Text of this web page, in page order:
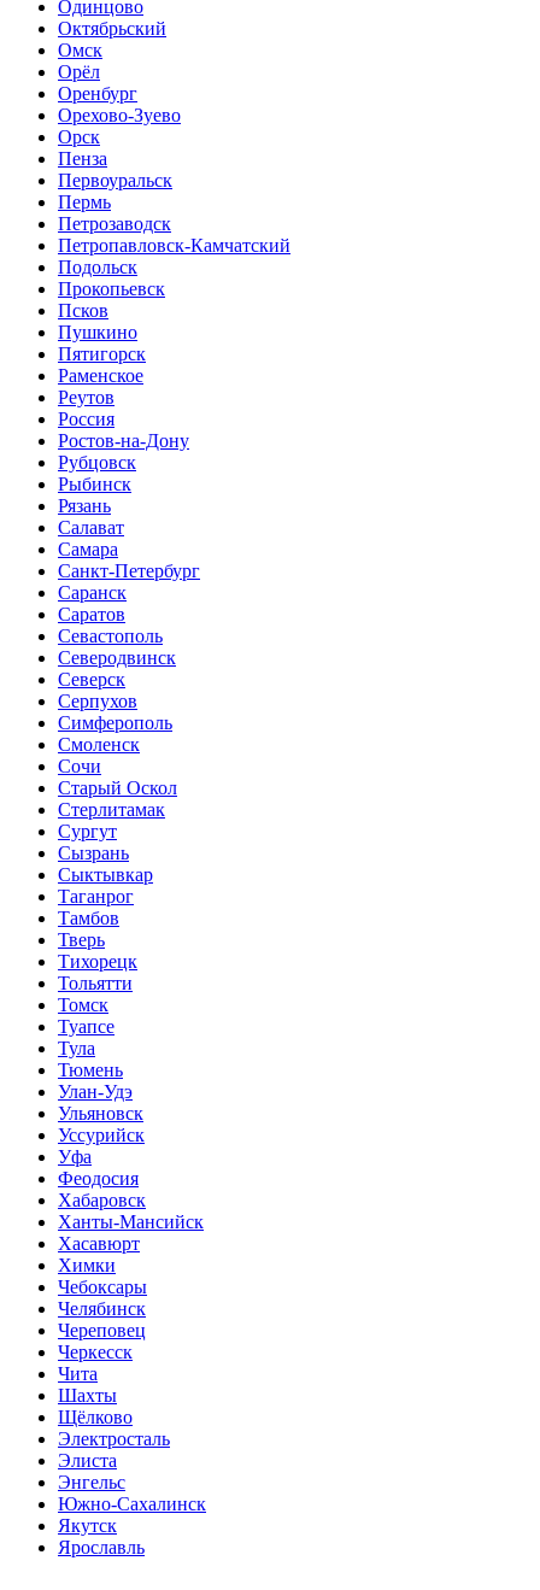
Одинцово
Октябрьский
Омск
Орёл
Оренбург
Орехово-Зуево
Орск
Пенза
Первоуральск
Пермь
Петрозаводск
Петропавловск-Камчатский
Подольск
Прокопьевск
Псков
Пушкино
Пятигорск
Раменское
Реутов
Россия
Ростов-на-Дону
Рубцовск
Рыбинск
Рязань
Салават
Самара
Санкт-Петербург
Саранск
Саратов
Севастополь
Северодвинск
Северск
Серпухов
Симферополь
Смоленск
Сочи
Старый Оскол
Стерлитамак
Сургут
Сызрань
Сыктывкар
Таганрог
Тамбов
Тверь
Тихорецк
Тольятти
Томск
Туапсе
Тула
Тюмень
Улан-Удэ
Ульяновск
Уссурийск
Уфа
Феодосия
Хабаровск
Ханты-Мансийск
Хасавюрт
Химки
Чебоксары
Челябинск
Череповец
Черкесск
Чита
Шахты
Щёлково
Электросталь
Элиста
Энгельс
Южно-Сахалинск
Якутск
Ярославль